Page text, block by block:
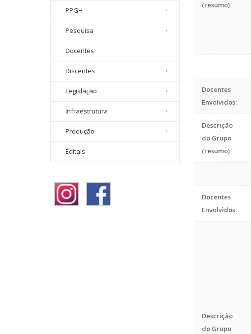
(resumo)
Docentes
Envolvidos:
Descrição
do Grupo
(resumo)
Docentes
Envolvidos:
Descrição
do Grupo
PPGH
Pesquisa
Docentes
Discentes
Legislação
Infraestrutura
Produção
Editais